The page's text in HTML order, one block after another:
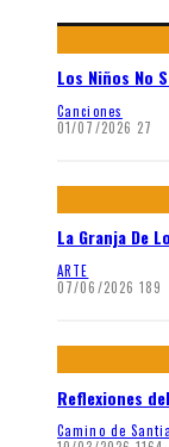
Los Niños No
Canciones
01/07/2026 27
La Granja De
ARTE
07/06/2026 189
Reflexiones
Camino de